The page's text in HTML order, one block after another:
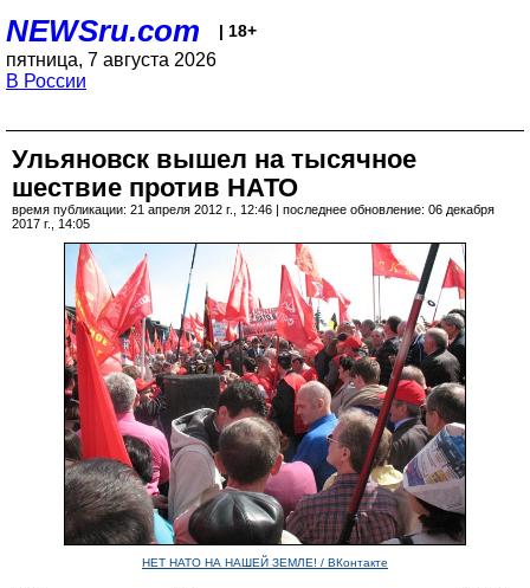
NEWSru.com | 18+
пятница, 7 августа 2026
В России
Ульяновск вышел на тысячное
шествие против НАТО
время публикации: 21 апреля 2012 г., 12:46 | последнее обновление: 06 декабря
2017 г., 14:05
НЕТ НАТО НА НАШЕЙ ЗЕМЛЕ! / ВКонтакте